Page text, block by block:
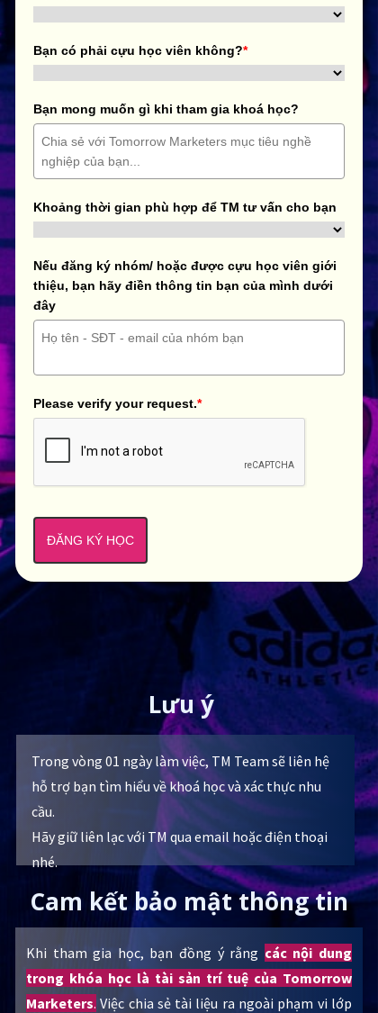
Bạn có phải cựu học viên không?*
Bạn mong muốn gì khi tham gia khoá học?
Khoảng thời gian phù hợp để TM tư vấn cho bạn
Nếu đăng ký nhóm/ hoặc được cựu học viên giới
thiệu, bạn hãy điền thông tin bạn của mình dưới
đây
Please verify your request.*
ĐĂNG KÝ HỌC
Lưu ý
Trong vòng 01 ngày làm việc, TM Team sẽ liên hệ
hỗ trợ bạn tìm hiểu về khoá học và xác thực nhu
cầu.
Hãy giữ liên lạc với TM qua email hoặc điện thoại
nhé.
Khi tham gia học, bạn đồng ý rằng các nội dung
trong khóa học là tài sản trí tuệ của Tomorrow
Marketers. Việc chia sẻ tài liệu ra ngoài phạm vi lớp
Cam kết bảo mật thông tin